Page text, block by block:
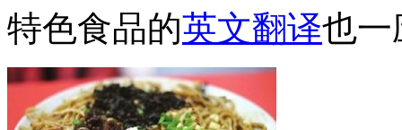
特色食品的英文翻译也一